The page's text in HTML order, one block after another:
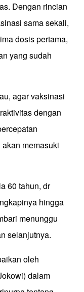
Dengan rincian
sama sekali,
dosis pertama,
yang sudah
agar vaksinasi
dengan
memasuki
60 tahun, dr
hingga
menunggu
selanjutnya.
oleh
dalam